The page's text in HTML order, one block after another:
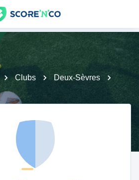
Clubs
Deux-Sèvres